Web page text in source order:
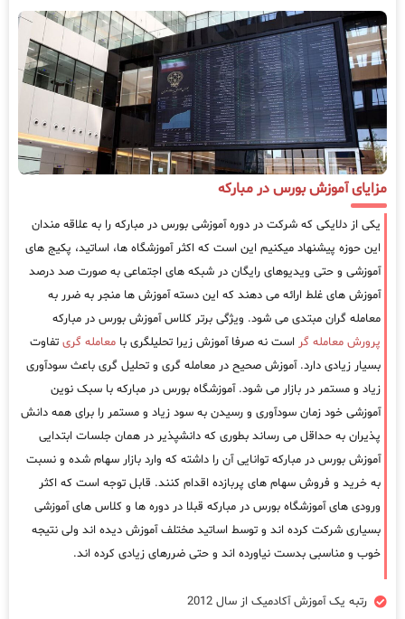
مزایای آموزش بورس در مبارکه
یکی از دلایکی که شرکت در دوره آموزشی بورس در مبارکه را به علاقه مندان
این حوزه پیشنهاد میکنیم این است که اکثر آموزشگاه ها، اساتید، پکیج های
آموزشی و حتی ویدیوهای رایگان در شبکه های اجتماعی به صورت صد درصد
آموزش های غلط ارائه می دهند که این دسته آموزش ها منجر به ضرر به
معامله گران مبتدی می شود. ویژگی برتر کلاس آموزش بورس در مبارکه
پرورش معامله گر است نه صرفا آموزش زیرا تحلیلگری با معامله گری تفاوت
بسیار زیادی دارد. آموزش صحیح در معامله گری و تحلیل گری باعث سودآوری
زیاد و مستمر در بازار می شود. آموزشگاه بورس در مبارکه با سبک نوین
آموزشی خود زمان سودآوری و رسیدن به سود زیاد و مستمر را برای همه دانش
پذیران به حداقل می رساند بطوری که دانشپذیر در همان جلسات ابتدایی
آموزش بورس در مبارکه توانایی آن را داشته که وارد بازار سهام شده و نسبت
به خرید و فروش سهام های پربازده اقدام کنند. قابل توجه است که اکثر
ورودی های آموزشگاه بورس در مبارکه قبلا در دوره ها و کلاس های آموزشی
بسیاری شرکت کرده اند و توسط اساتید مختلف آموزش دیده اند ولی نتیجه
خوب و مناسبی بدست نیاورده اند و حتی ضررهای زیادی کرده اند.
رتبه یک آموزش آکادمیک از سال 2012